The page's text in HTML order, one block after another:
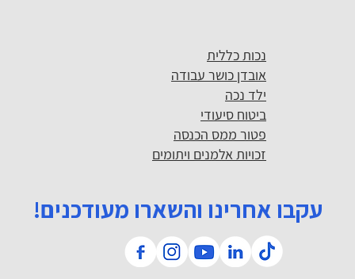
נכות כללית
אובדן כושר עבודה
ילד נכה
ביטוח סיעודי
פטור ממס הכנסה
זכויות אלמנים ויתומים
עקבו אחרינו והשארו מעודכנים!